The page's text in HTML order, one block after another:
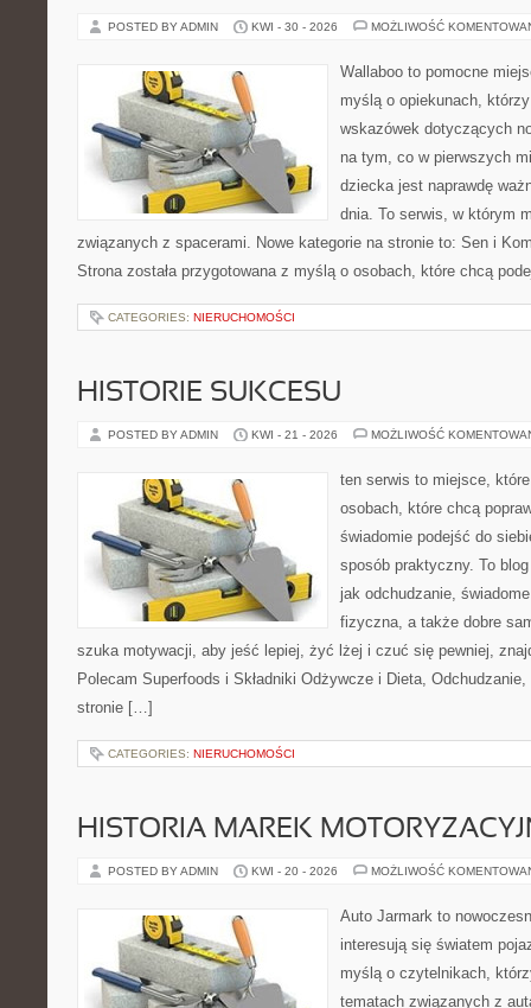
POSTED BY ADMIN KWI - 30 - 2026 MOŻLIWOŚĆ
Wallaboo to pomocne
myślą o opiekunach,
wskazówek dotyczących
na tym, co w pierwszych
dziecka jest naprawdę
dnia. To serwis, w którym
związanych z spacerami. Nowe kategorie na stronie to: Sen i
Strona została przygotowana z myślą o osobach, które chcą
CATEGORIES: NIERUCHOMOŚCI
HISTORIE SUKCESU
POSTED BY ADMIN KWI - 21 - 2026 MOŻLIWOŚĆ
ten serwis to miejsce,
osobach, które chcą
świadomie podejść do
sposób praktyczny. To
jak odchudzanie,
fizyczna, a także dobre
szuka motywacji, aby jeść lepiej, żyć lżej i czuć się pewniej,
Polecam Superfoods i Składniki Odżywcze i Dieta,
stronie […]
CATEGORIES: NIERUCHOMOŚCI
HISTORIA MAREK
POSTED BY ADMIN KWI - 20 - 2026 MOŻLIWOŚĆ
Auto Jarmark to
interesują się światem
myślą o czytelnikach,
tematach związanych z